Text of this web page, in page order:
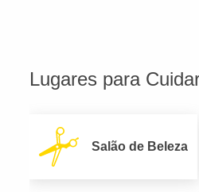
Lugares para
Salão de Beleza